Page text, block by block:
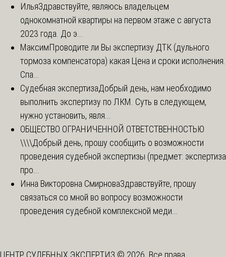
ИльяЗдравствуйте, являюсь владельцем
однокомнатной квартиры на первом этаже с августа
2023 года. До э...
МаксимПроводите ли Вы экспертизу ДТК (дульного
тормоза компенсатора) какая Цена и сроки исполнения.
Спа...
Судебная экспертизаДобрый день, нам необходимо
выполнить экспертизу по ЛКМ. Суть в следующем,
нужно установить, явля...
ОБЩЕСТВО ОГРАНИЧЕННОЙ ОТВЕТСТВЕННОСТЬЮ
\\\\Добрый день, прошу сообщить о возможности
проведения судебной экспертизы (предмет: экспертиза
про...
Инна Викторовна СмирноваЗдравствуйте, прошу
связаться со мной во вопросу возможности
проведения судебной комплексной меди...
ЦЕНТР СУДЕБНЫХ ЭКСПЕРТИЗ © 2026. Все права